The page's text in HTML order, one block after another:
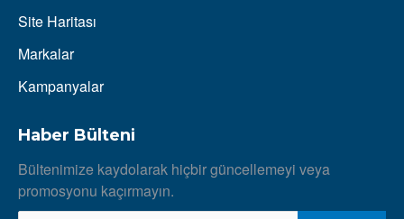
Site Haritası
Markalar
Kampanyalar
Haber Bülteni
Bültenimize kaydolarak hiçbir güncellemeyi veya
promosyonu kaçırmayın.